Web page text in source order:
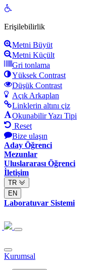
Open
Erişilebilirlik
Metni Büyüt
Metni Küçült
Gri tonlama
Yüksek Contrast
Düşük Contrast
Açık Arkaplan
Linklerin altını çiz
Okunabilir Yazı Tipi
Reset
Bize ulaşın
Aday Öğrenci
Mezunlar
Uluslararası Öğrenci
İletişim
TR
EN
Laboratuvar Sistemi
Kurumsal